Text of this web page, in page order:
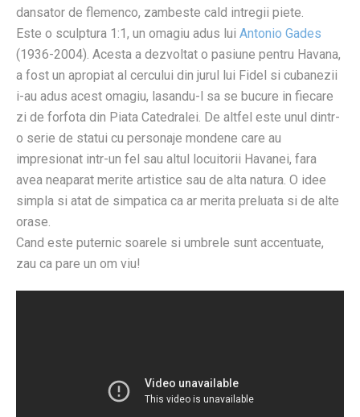
dansator de flemenco, zambeste cald intregii piete.
Este o sculptura 1:1, un omagiu adus lui Antonio Gades
(1936-2004). Acesta a dezvoltat o pasiune pentru Havana,
a fost un apropiat al cercului din jurul lui Fidel si cubanezii
i-au adus acest omagiu, lasandu-l sa se bucure in fiecare
zi de forfota din Piata Catedralei. De altfel este unul dintr-
o serie de statui cu personaje mondene care au
impresionat intr-un fel sau altul locuitorii Havanei, fara
avea neaparat merite artistice sau de alta natura. O idee
simpla si atat de simpatica ca ar merita preluata si de alte
orase.
Cand este puternic soarele si umbrele sunt accentuate,
zau ca pare un om viu!